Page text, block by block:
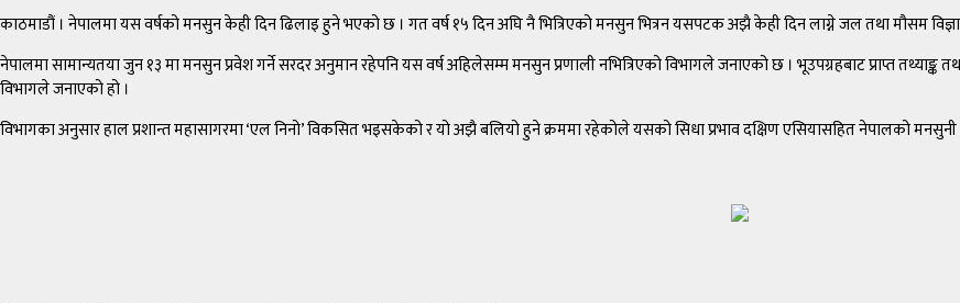
काठमाडौं । नेपालमा यस वर्षको मनसुन केही दिन ढिलाइ हुने भएको छ । गत वर्ष १५ दिन अघि नै भित्रिएको मनसुन भित्रन यसपटक अझै केही दिन लाग्ने जल तथा मौसम
नेपालमा सामान्यतया जुन १३ मा मनसुन प्रवेश गर्ने सरदर अनुमान रहेपनि यस वर्ष अहिलेसम्म मनसुन प्रणाली नभित्रिएको विभागले जनाएको छ । भूउपग्रहबाट प्राप्त
विभागले जनाएको हो ।
विभागका अनुसार हाल प्रशान्त महासागरमा ‘एल निनो’ विकसित भइसकेको र यो अझै बलियो हुने क्रममा रहेकोले यसको सिधा प्रभाव दक्षिण एसियासहित नेपालको मनसुनी